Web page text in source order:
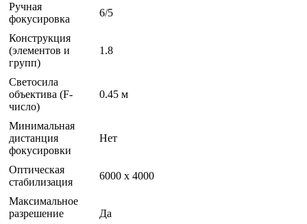
Ручная
фокусировка
6/5
Конструкция
(элементов и
групп)
1.8
Светосила
объектива (F-
число)
0.45 м
Минимальная
дистанция
фокусировки
Нет
Оптическая
стабилизация
6000 x 4000
Максимальное
разрешение
Да